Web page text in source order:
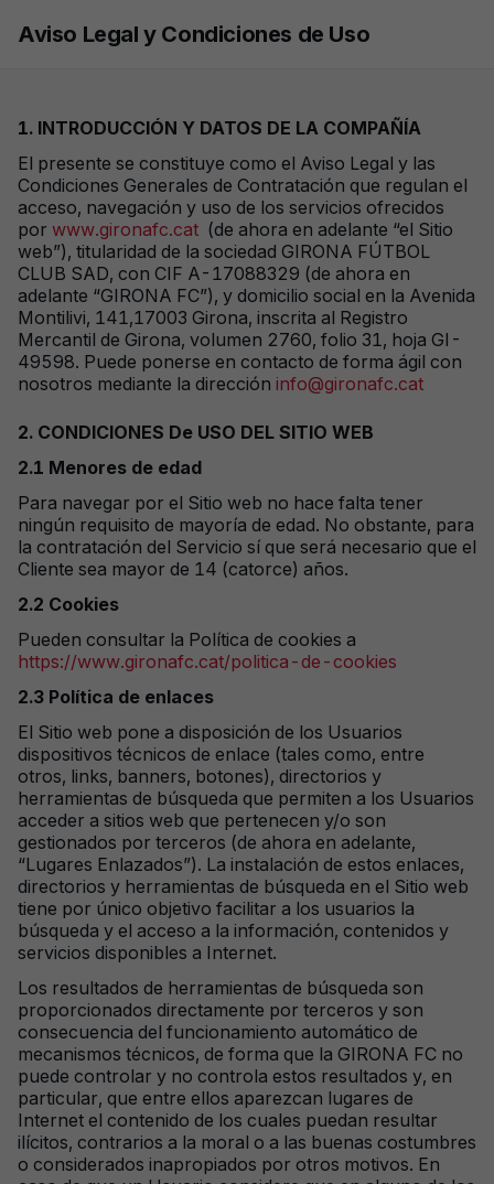
Aviso Legal y Condiciones de Uso
1. INTRODUCCIÓN Y DATOS DE LA COMPAÑÍA
El presente se constituye como el Aviso Legal y las
Condiciones Generales de Contratación que regulan el
acceso, navegación y uso de los servicios ofrecidos
por www.gironafc.cat (de ahora en adelante “el Sitio
web”), titularidad de la sociedad GIRONA FÚTBOL
CLUB SAD, con CIF A-17088329 (de ahora en
adelante “GIRONA FC”), y domicilio social en la Avenida
Montilivi, 141,17003 Girona, inscrita al Registro
Mercantil de Girona, volumen 2760, folio 31, hoja GI-
49598. Puede ponerse en contacto de forma ágil con
nosotros mediante la dirección info@gironafc.cat
2. CONDICIONES De USO DEL SITIO WEB
2.1 Menores de edad
Para navegar por el Sitio web no hace falta tener
ningún requisito de mayoría de edad. No obstante, para
la contratación del Servicio sí que será necesario que el
Cliente sea mayor de 14 (catorce) años.
2.2 Cookies
Pueden consultar la Política de cookies a
https://www.gironafc.cat/politica-de-cookies
2.3 Política de enlaces
El Sitio web pone a disposición de los Usuarios
dispositivos técnicos de enlace (tales como, entre
otros, links, banners, botones), directorios y
herramientas de búsqueda que permiten a los Usuarios
acceder a sitios web que pertenecen y/o son
gestionados por terceros (de ahora en adelante,
“Lugares Enlazados”). La instalación de estos enlaces,
directorios y herramientas de búsqueda en el Sitio web
tiene por único objetivo facilitar a los usuarios la
búsqueda y el acceso a la información, contenidos y
servicios disponibles a Internet.
Los resultados de herramientas de búsqueda son
proporcionados directamente por terceros y son
consecuencia del funcionamiento automático de
mecanismos técnicos, de forma que la GIRONA FC no
puede controlar y no controla estos resultados y, en
particular, que entre ellos aparezcan lugares de
Internet el contenido de los cuales puedan resultar
ilícitos, contrarios a la moral o a las buenas costumbres
o considerados inapropiados por otros motivos. En